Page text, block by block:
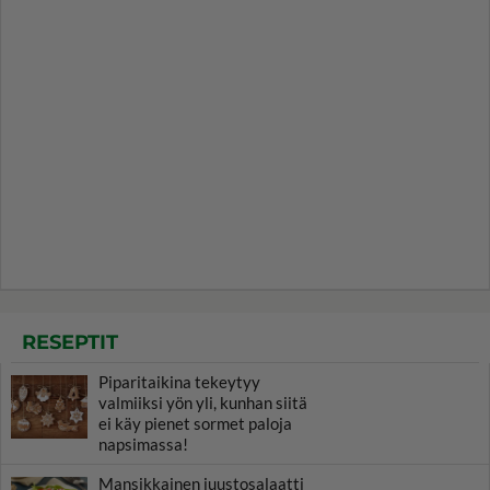
RESEPTIT
Piparitaikina tekeytyy
valmiiksi yön yli, kunhan siitä
ei käy pienet sormet paloja
napsimassa!
Mansikkainen juustosalaatti